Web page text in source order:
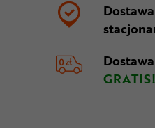
GRATIS!